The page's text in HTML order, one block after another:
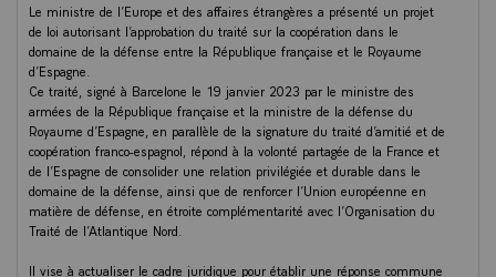
Le ministre de l’Europe et des affaires étrangères a présenté un projet
de loi autorisant l’approbation du traité sur la coopération dans le
domaine de la défense entre la République française et le Royaume
d’Espagne.
Ce traité, signé à Barcelone le 19 janvier 2023 par le ministre des
armées de la République française et la ministre de la défense du
Royaume d’Espagne, en parallèle de la signature du traité d’amitié et de
coopération franco-espagnol, répond à la volonté partagée de la France et
de l’Espagne de consolider une relation privilégiée et durable dans le
domaine de la défense, ainsi que de renforcer l’Union européenne en
matière de défense, en étroite complémentarité avec l’Organisation du
Traité de l’Atlantique Nord.
Il vise à actualiser le cadre juridique pour établir une réponse commune